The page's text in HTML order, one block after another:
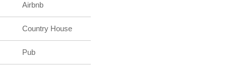
Airbnb
Country House
Pub